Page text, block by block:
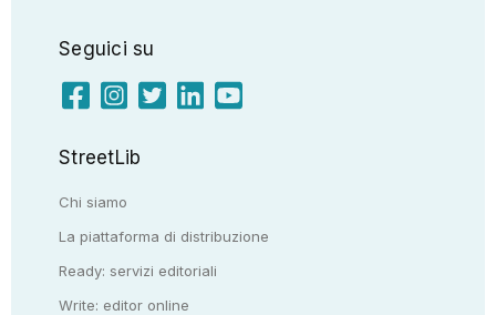
Seguici su
StreetLib
Chi siamo
La piattaforma di distribuzione
Ready: servizi editoriali
Write: editor online